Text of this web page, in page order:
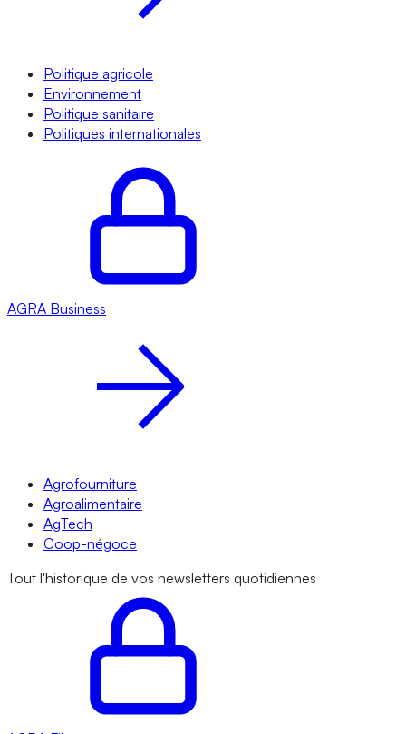
Politique agricole
Environnement
Politique sanitaire
Politiques internationales
AGRA Business
Agrofourniture
Agroalimentaire
AgTech
Coop-négoce
Tout l'historique de vos newsletters quotidiennes